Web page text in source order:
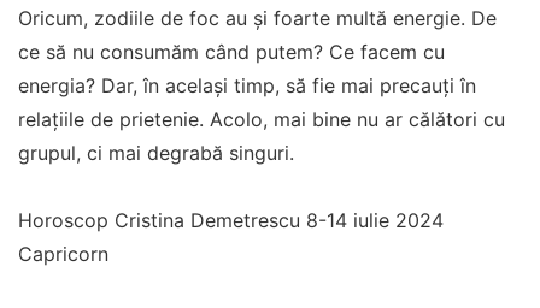
Oricum, zodiile de foc au și foarte multă energie. De
ce să nu consumăm când putem? Ce facem cu
energia? Dar, în același timp, să fie mai precauți în
relațiile de prietenie. Acolo, mai bine nu ar călători cu
grupul, ci mai degrabă singuri.
Horoscop Cristina Demetrescu 8-14 iulie 2024
Capricorn